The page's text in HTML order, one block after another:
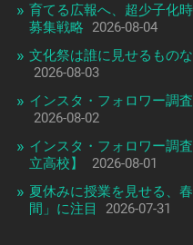
育てる広報へ、超少子化
募集戦略
2026-08-04
文化祭は誰に見せるもの
2026-08-03
インスタ・フォロワー調
2026-08-02
インスタ・フォロワー調
立高校】
2026-08-01
夏休みに授業を見せる、
間」に注目
2026-07-31